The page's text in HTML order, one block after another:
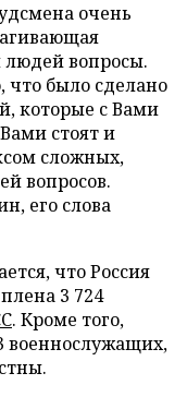
очень
людей вопросы.
что было сделано
которые с Вами
стоят и
сложных,
вопросов.
его слова
что Россия
3 724
. Кроме того,
военнослужащих,